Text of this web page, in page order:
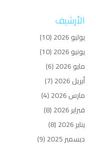
الأرشيف
يوليو 2026
(10)
يونيو 2026
(10)
مايو 2026
(6)
أبريل 2026
(7)
مارس 2026
(4)
فبراير 2026
(8)
يناير 2026
(8)
ديسمبر 2025
(9)